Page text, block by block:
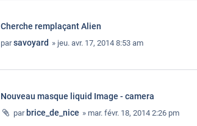
Cherche remplaçant Alien
parsavoyard » jeu. avr. 17, 2014 8:53 am
Nouveau masque liquid Image - camera
par brice_de_nice » mar. févr. 18, 2014 2:26 pm